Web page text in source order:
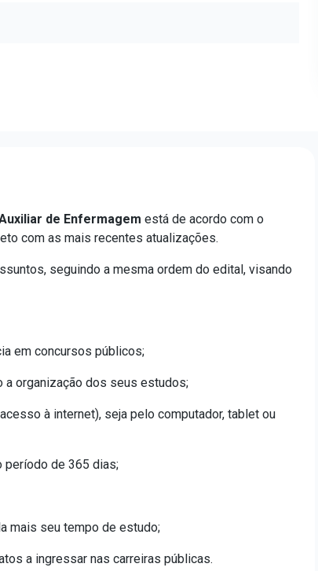
de Enfermagem está de acordo com o
com as mais recentes atualizações.
seguindo a mesma ordem do edital, visando
em concursos públicos;
a organização dos seus estudos;
à internet), seja pelo computador, tablet ou
período de 365 dias;
mais seu tempo de estudo;
a ingressar nas carreiras públicas.